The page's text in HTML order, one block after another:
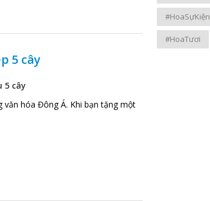
5 cây
5 cây
hóa Đông Á. Khi bạn tặng một
#HoaSựKiện
#HoaTươi